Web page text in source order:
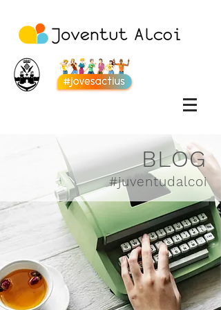
BLOG
#juventudalcoi